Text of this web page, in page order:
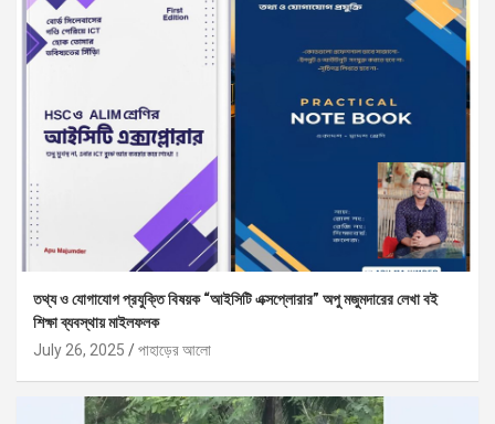
তথ্য ও যোগাযোগ প্রযুক্তি বিষয়ক “আইসিটি এক্সপ্লোরার” অপু মজুমদারের লেখা বই
শিক্ষা ব্যবস্থায় মাইলফলক
July 26, 2025
পাহাড়ের আলো